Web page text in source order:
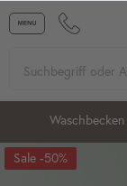
Waschbecken
-50%